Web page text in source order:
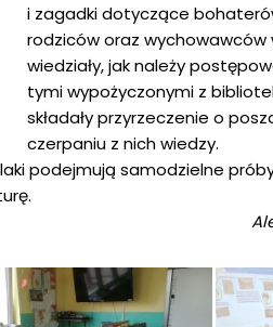
i zagadki dotyczące
rodziców oraz wychowawców
wiedziały, jak należy
tymi wypożyczonymi z
składały przyrzeczenie o
czerpaniu z nich wiedzy.
podejmują samodzielne